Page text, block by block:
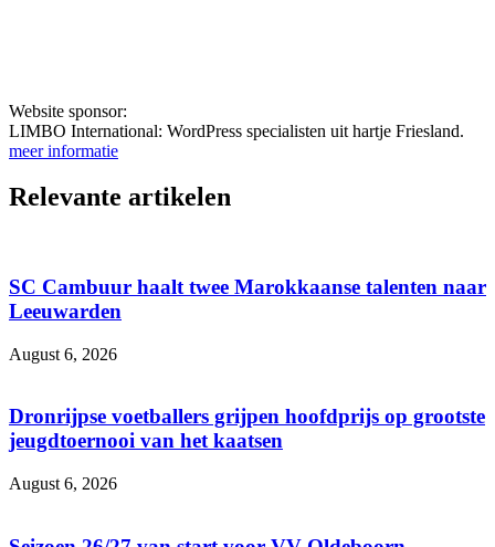
Website sponsor:
LIMBO International: WordPress specialisten uit hartje Friesland.
meer informatie
Relevante artikelen
SC Cambuur haalt twee Marokkaanse talenten naar
Leeuwarden
August 6, 2026
Dronrijpse voetballers grijpen hoofdprijs op grootste
jeugdtoernooi van het kaatsen
August 6, 2026